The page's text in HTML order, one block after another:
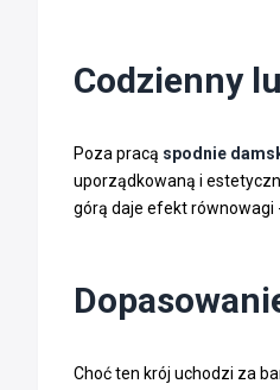
Codzienny
Poza pracą spodnie
uporządkowaną i
górą daje efekt równowagi
Choć ten krój uchodzi za